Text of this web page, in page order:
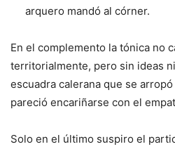
arquero mandó al córner.
En el complemento la tónica no
territorialmente, pero sin ideas
escuadra calerana que se
pareció encariñarse con el
Solo en el último suspiro el